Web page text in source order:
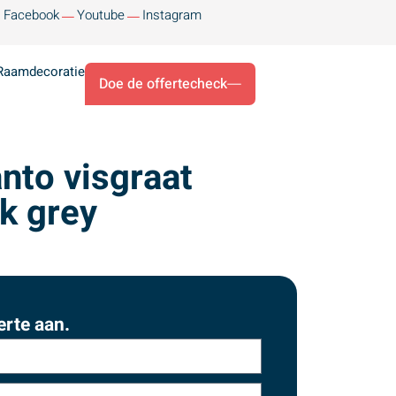
Facebook Youtube Instagram
Doe de offertecheck
visgraat
grey
aan.